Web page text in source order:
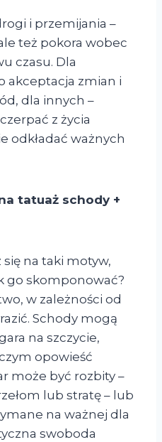
i przemijania –
też pokora wobec
czasu. Dla
akceptacja zmian i
dla innych –
z życia
odkładać ważnych
tatuaż schody +
na taki motyw,
go skomponować?
w zależności od
Schody mogą
na szczycie,
opowieść
może być rozbity –
lub stratę – lub
na ważnej dla
swoboda